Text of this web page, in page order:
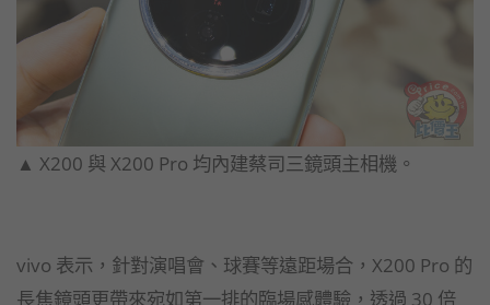
▲ X200 與 X200 Pro 均內建蔡司三鏡頭主相機。
vivo 表示，針對演唱會、球賽等遠距場合，X200 Pro 的
長焦鏡頭更帶來宛如第一排的臨場感體驗，透過 30 倍